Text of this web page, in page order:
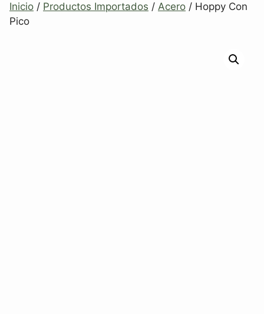
Inicio / Productos Importados / Acero / Hoppy Con
Pico